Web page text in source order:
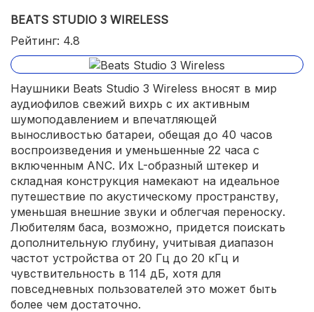
BEATS STUDIO 3 WIRELESS
Рейтинг: 4.8
Наушники Beats Studio 3 Wireless вносят в мир
аудиофилов свежий вихрь с их активным
шумоподавлением и впечатляющей
выносливостью батареи, обещая до 40 часов
воспроизведения и уменьшенные 22 часа с
включенным ANC. Их L-образный штекер и
складная конструкция намекают на идеальное
путешествие по акустическому пространству,
уменьшая внешние звуки и облегчая переноску.
Любителям баса, возможно, придется поискать
дополнительную глубину, учитывая диапазон
частот устройства от 20 Гц до 20 кГц и
чувствительность в 114 дБ, хотя для
повседневных пользователей это может быть
более чем достаточно.